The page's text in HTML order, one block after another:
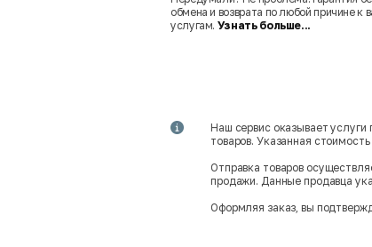
обмена и возврата по любой причине к
услугам. Узнать больше...
Наш сервис оказывает услуги
товаров. Указанная
Отправка товаров
продажи. Данные продавца
Оформляя заказ, вы